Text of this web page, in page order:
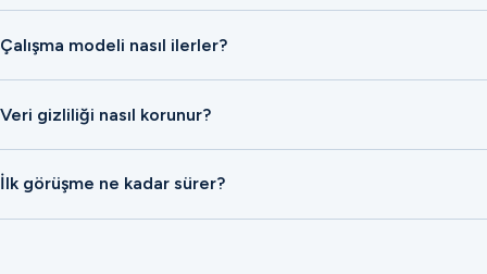
Çalışma modeli nasıl ilerler?
Veri gizliliği nasıl korunur?
İlk görüşme ne kadar sürer?